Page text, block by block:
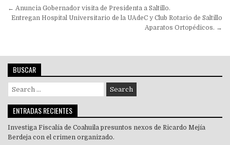
Navegación
de
← Anuncia Gobernador visita de Presidenta a Saltillo.
Entregan Hospital Universitario de la UAdeC y Club Rotario de Saltillo
Aparatos Ortopédicos. →
BUSCAR
Search
for:
ENTRADAS RECIENTES
Investiga Fiscalía de Coahuila presuntos nexos de Ricardo Mejía
Berdeja con el crimen organizado.